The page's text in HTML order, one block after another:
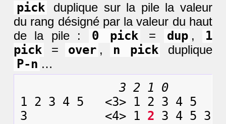
pick
duplique sur la pile la valeur
du rang désigné par la valeur du haut
de la pile :
0 pick = dup ,
1
pick
= over , n pick duplique
P-n …
3 2 1 0
1 2 3 4 5   <3> 1 2 3 4 5
3           <4> 1 2 3 4 5 3